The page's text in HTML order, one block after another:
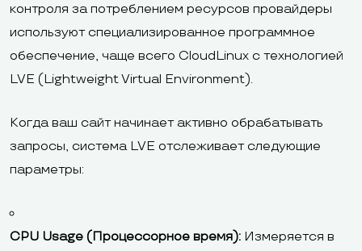
контроля за потреблением ресурсов провайдеры
используют специализированное программное
обеспечение, чаще всего CloudLinux с технологией
LVE (Lightweight Virtual Environment).
Когда ваш сайт начинает активно обрабатывать
запросы, система LVE отслеживает следующие
параметры:
CPU Usage (Процессорное время): Измеряется в